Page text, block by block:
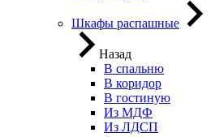
Шкафы распашные
Назад
В спальню
В коридор
В гостиную
Из МДФ
Из ЛДСП